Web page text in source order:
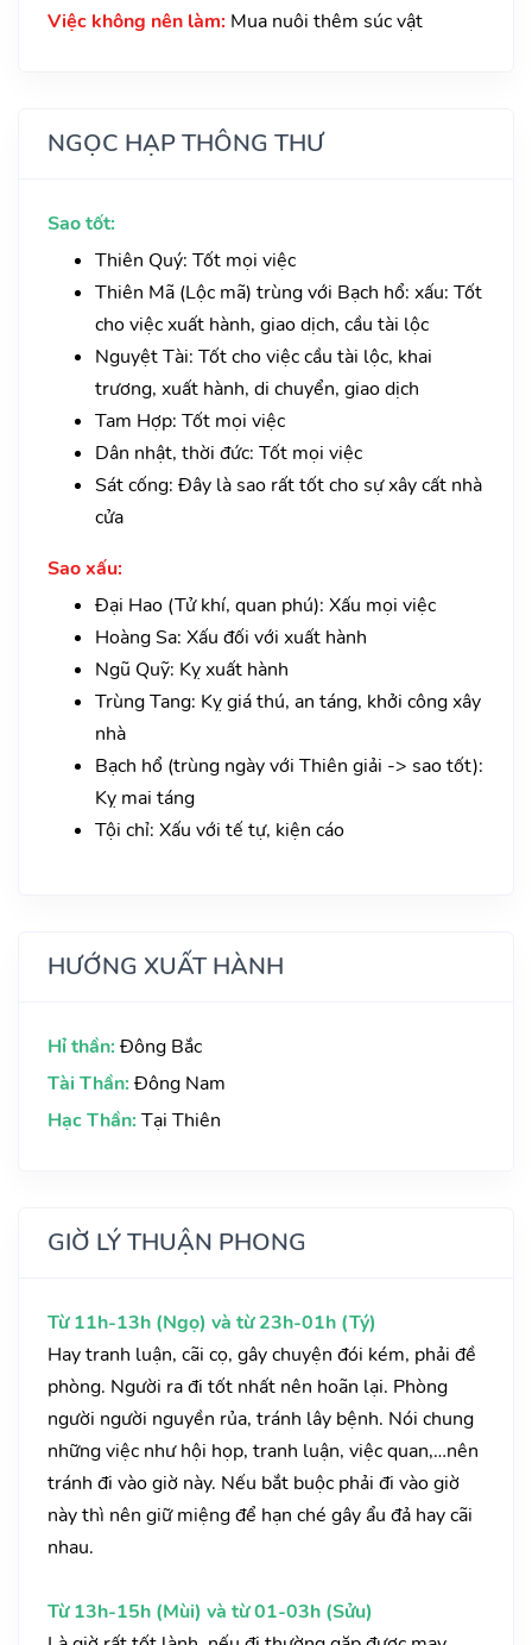
Việc không nên làm: Mua nuôi thêm súc vật
NGỌC HẠP THÔNG THƯ
Sao tốt:
Thiên Quý: Tốt mọi việc
Thiên Mã (Lộc mã) trùng với Bạch hổ: xấu: Tốt
cho việc xuất hành, giao dịch, cầu tài lộc
Nguyệt Tài: Tốt cho việc cầu tài lộc, khai
trương, xuất hành, di chuyển, giao dịch
Tam Hợp: Tốt mọi việc
Dân nhật, thời đức: Tốt mọi việc
Sát cống: Đây là sao rất tốt cho sự xây cất nhà
cửa
Sao xấu:
Đại Hao (Tử khí, quan phú): Xấu mọi việc
Hoàng Sa: Xấu đối với xuất hành
Ngũ Quỹ: Kỵ xuất hành
Trùng Tang: Kỵ giá thú, an táng, khởi công xây
nhà
Bạch hổ (trùng ngày với Thiên giải -> sao tốt):
Kỵ mai táng
Tội chỉ: Xấu với tế tự, kiện cáo
HƯỚNG XUẤT HÀNH
Hỉ thần: Đông Bắc
Tài Thần: Đông Nam
Hạc Thần: Tại Thiên
GIỜ LÝ THUẬN PHONG
Từ 11h-13h (Ngọ) và từ 23h-01h (Tý)
Hay tranh luận, cãi cọ, gây chuyện đói kém, phải đề
phòng. Người ra đi tốt nhất nên hoãn lại. Phòng
người người nguyền rủa, tránh lây bệnh. Nói chung
những việc như hội họp, tranh luận, việc quan,…nên
tránh đi vào giờ này. Nếu bắt buộc phải đi vào giờ
này thì nên giữ miệng để hạn ché gây ẩu đả hay cãi
nhau.
Từ 13h-15h (Mùi) và từ 01-03h (Sửu)